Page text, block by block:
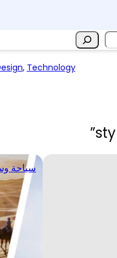
, Technology
سياحة